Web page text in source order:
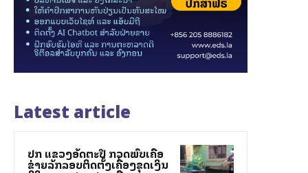
Latest article
ປກສ ແຂວງອັດຕະປື ກວດພົບເຄືອ
ຂ່າຍລັກລອບຕິດຕັ້ງເຄື່ອງຂຸດເງິນ